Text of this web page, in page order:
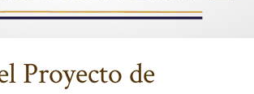
Proyecto de